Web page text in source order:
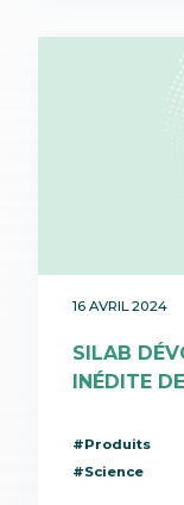
16 AVRIL 2024
SILAB
INÉDITE
#Produits
#Science